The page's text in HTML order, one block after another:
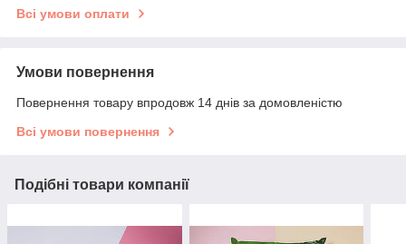
Всі умови оплати
Умови повернення
Повернення товару впродовж 14 днів за домовленістю
Всі умови повернення
Подібні товари компанії